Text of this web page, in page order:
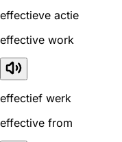
effectieve actie
effective work
effectief werk
effective from